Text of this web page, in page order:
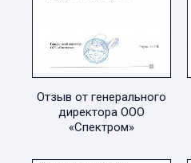
Отзыв от генерального
директора ООО
«Спектром»